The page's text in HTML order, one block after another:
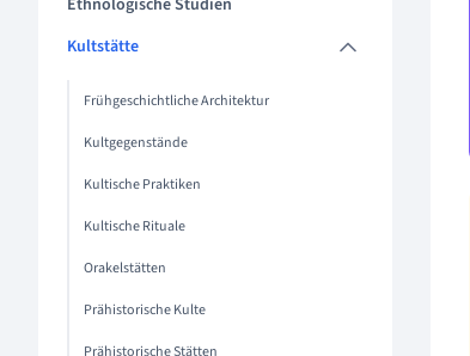
Ethnologische Studien
Kultstätte
Frühgeschichtliche Architektur
Kultgegenstände
Kultische Praktiken
Kultische Rituale
Orakelstätten
Prähistorische Kulte
Prähistorische Stätten